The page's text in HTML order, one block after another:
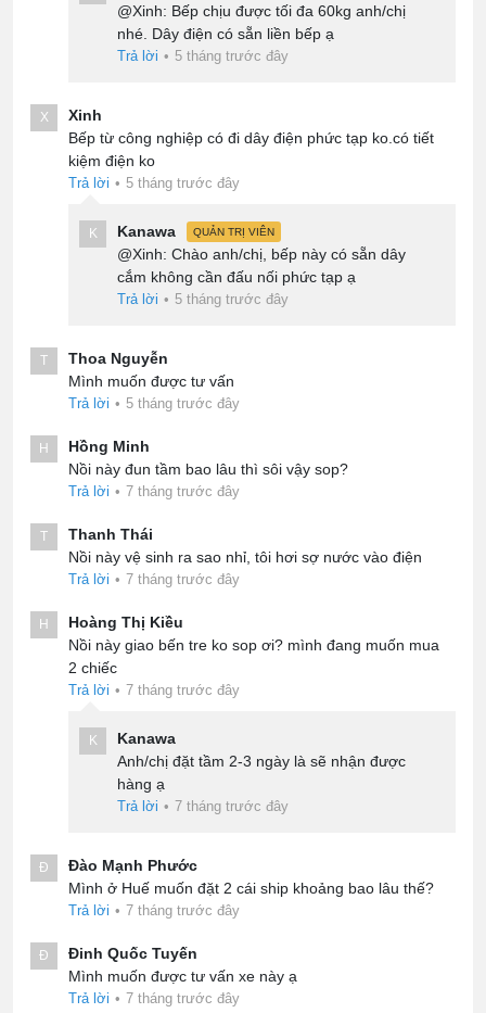
@Xinh: Bếp chịu được tối đa 60kg anh/chị
nhé. Dây điện có sẵn liền bếp ạ
Trả lời • 5 tháng trước đây
X
Xinh
Bếp từ công nghiệp có đi dây điện phức tạp ko.có tiết
kiệm điện ko
Trả lời • 5 tháng trước đây
K Kanawa QUẢN TRỊ VIÊN
@Xinh: Chào anh/chị, bếp này có sẵn dây
cắm không cần đấu nối phức tạp ạ
Trả lời • 5 tháng trước đây
T
Thoa Nguyễn
Mình muốn được tư vấn
Trả lời • 5 tháng trước đây
H
Hồng Minh
Nồi này đun tầm bao lâu thì sôi vậy sop?
Trả lời • 7 tháng trước đây
T
Thanh Thái
Nồi này vệ sinh ra sao nhỉ, tôi hơi sợ nước vào điện
Trả lời • 7 tháng trước đây
H
Hoàng Thị Kiều
Nồi này giao bến tre ko sop ơi? mình đang muốn mua
2 chiếc
Trả lời • 7 tháng trước đây
K
Kanawa
Anh/chị đặt tầm 2-3 ngày là sẽ nhận được
hàng ạ
Trả lời • 7 tháng trước đây
Đ
Đào Mạnh Phước
Mình ở Huế muốn đặt 2 cái ship khoảng bao lâu thế?
Trả lời • 7 tháng trước đây
Đ
Đinh Quốc Tuyến
Mình muốn được tư vấn xe này ạ
Trả lời • 7 tháng trước đây